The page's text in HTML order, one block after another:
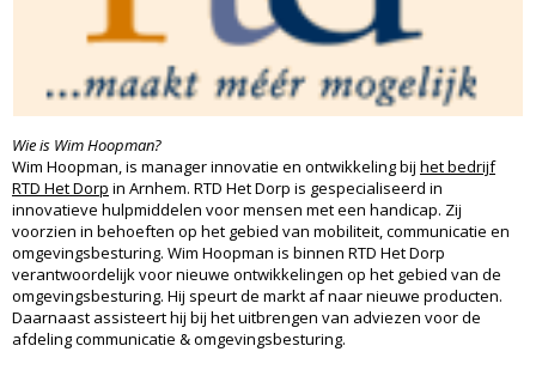
Wie is Wim Hoopman?
Wim Hoopman, is manager innovatie en ontwikkeling bij het bedrijf
RTD Het Dorp in Arnhem. RTD Het Dorp is gespecialiseerd in
innovatieve hulpmiddelen voor mensen met een handicap. Zij
voorzien in behoeften op het gebied van mobiliteit, communicatie en
omgevingsbesturing. Wim Hoopman is binnen RTD Het Dorp
verantwoordelijk voor nieuwe ontwikkelingen op het gebied van de
omgevingsbesturing. Hij speurt de markt af naar nieuwe producten.
Daarnaast assisteert hij bij het uitbrengen van adviezen voor de
afdeling communicatie & omgevingsbesturing.